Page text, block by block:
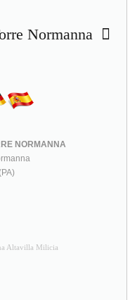
Normanna
NORMANNA
Altavilla Milicia